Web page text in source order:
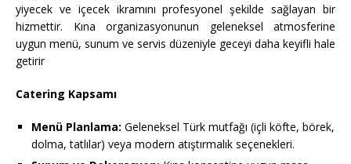
yiyecek ve içecek ikramını profesyonel şekilde sağlayan bir
hizmettir. Kına organizasyonunun geleneksel atmosferine
uygun menü, sunum ve servis düzeniyle geceyi daha keyifli hale
getirir
Catering Kapsamı
Menü Planlama: Geleneksel Türk mutfağı (içli köfte, börek,
dolma, tatlılar) veya modern atıştırmalık seçenekleri.